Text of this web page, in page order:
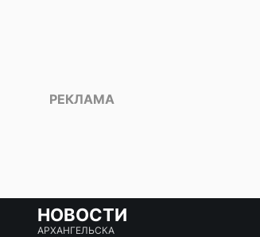
НОВОСТИ
АРХАНГЕЛЬСКА